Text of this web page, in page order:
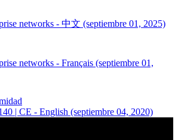
networks - 中文 (septiembre 01, 2025)
networks - Français (septiembre 01,
| CE - English (septiembre 04, 2020)